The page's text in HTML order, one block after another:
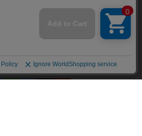
SNS
験とコンテンツ改善のためにCookieを使用
とで、Cookieの使用に同意したものとみな
同意して閉じる